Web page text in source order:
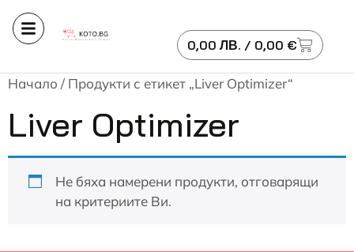
0,00 ЛВ. / 0,00 €
Начало / Продукти с етикет „Liver Optimizer“
Liver Optimizer
Не бяха намерени продукти, отговарящи
на критериите Ви.